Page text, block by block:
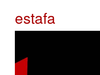
estafa